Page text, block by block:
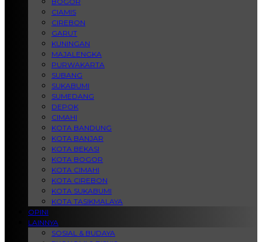
CIAMIS
CIREBON
GARUT
KUNINGAN
MAJALENGKA
PURWAKARTA
SUBANG
SUKABUMI
SUMEDANG
DEPOK
CIMAHI
KOTA BANDUNG
KOTA BANJAR
KOTA BEKASI
KOTA BOGOR
KOTA CIMAHI
KOTA CIREBON
KOTA SUKABUMI
KOTA TASIKMALAYA
OPINI
LAINNYA
SOSIAL & BUDAYA